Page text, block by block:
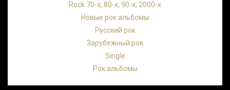
Rock 70-х, 80-х, 90-х, 2000-х
Новые рок альбомы
Русский рок
Зарубежный рок
Single
Рок альбомы